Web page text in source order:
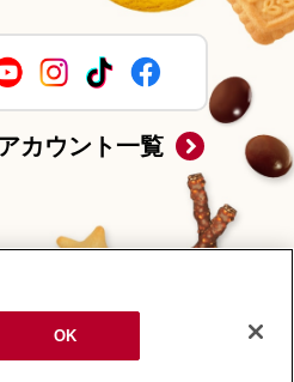
カウント一覧
OK